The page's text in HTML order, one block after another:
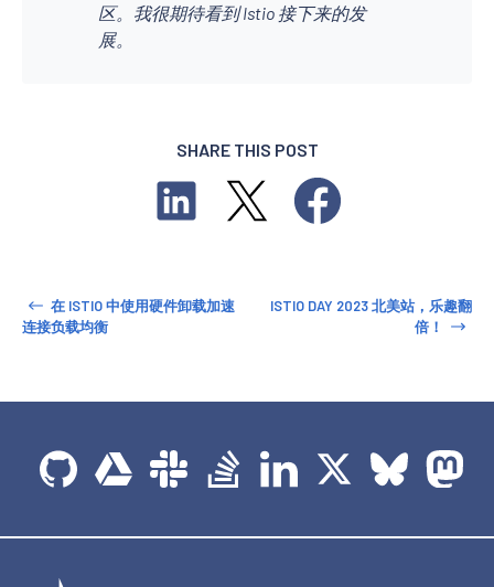
区。我很期待看到 Istio 接下来的发
展。
SHARE THIS POST
在 ISTIO 中使用硬件卸载加速
连接负载均衡
ISTIO DAY 2023 北美站，乐趣翻
倍！